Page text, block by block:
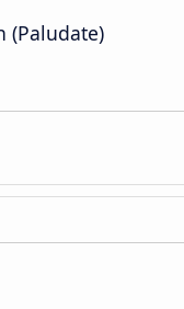
(Paludate)